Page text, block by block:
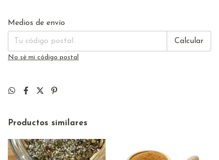
Entregas para el CP:
Medios de envío
Calcular
No sé mi código postal
Productos similares